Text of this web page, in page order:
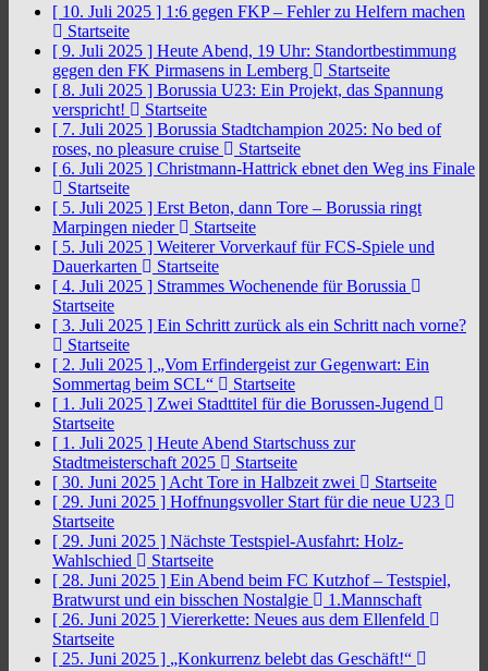
[ 10. Juli 2025 ] 1:6 gegen FKP – Fehler zu Helfern machen
Startseite
[ 9. Juli 2025 ] Heute Abend, 19 Uhr: Standortbestimmung
gegen den FK Pirmasens in Lemberg
Startseite
[ 8. Juli 2025 ] Borussia U23: Ein Projekt, das Spannung
verspricht!
Startseite
[ 7. Juli 2025 ] Borussia Stadtchampion 2025: No bed of
roses, no pleasure cruise
Startseite
[ 6. Juli 2025 ] Christmann-Hattrick ebnet den Weg ins Finale
Startseite
[ 5. Juli 2025 ] Erst Beton, dann Tore – Borussia ringt
Marpingen nieder
Startseite
[ 5. Juli 2025 ] Weiterer Vorverkauf für FCS-Spiele und
Dauerkarten
Startseite
[ 4. Juli 2025 ] Strammes Wochenende für Borussia
Startseite
[ 3. Juli 2025 ] Ein Schritt zurück als ein Schritt nach vorne?
Startseite
[ 2. Juli 2025 ] „Vom Erfindergeist zur Gegenwart: Ein
Sommertag beim SCL“
Startseite
[ 1. Juli 2025 ] Zwei Stadttitel für die Borussen-Jugend
Startseite
[ 1. Juli 2025 ] Heute Abend Startschuss zur
Stadtmeisterschaft 2025
Startseite
[ 30. Juni 2025 ] Acht Tore in Halbzeit zwei
Startseite
[ 29. Juni 2025 ] Hoffnungsvoller Start für die neue U23
Startseite
[ 29. Juni 2025 ] Nächste Testspiel-Ausfahrt: Holz-
Wahlschied
Startseite
[ 28. Juni 2025 ] Ein Abend beim FC Kutzhof – Testspiel,
Bratwurst und ein bisschen Nostalgie
1.Mannschaft
[ 26. Juni 2025 ] Viererkette: Neues aus dem Ellenfeld
Startseite
[ 25. Juni 2025 ] „Konkurrenz belebt das Geschäft!“